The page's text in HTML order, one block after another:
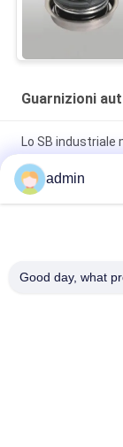
Guarnizioni
Lo SB industriale
della pompa
La pompa
ceramica
admin
Good day, what